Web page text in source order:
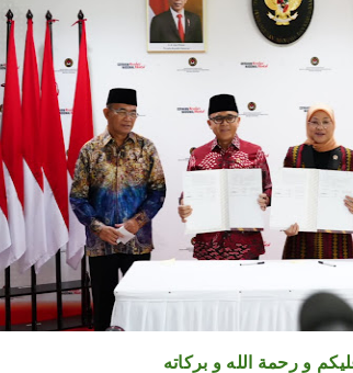
و رحمة الله و بركاته